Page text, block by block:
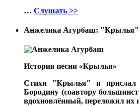
… Слушать >>
Анжелика Агурбаш:
История песни «Крылья»
Стихи "Крылья" я прислал
Бородину (соавтору
вдохновлённый, переложил их